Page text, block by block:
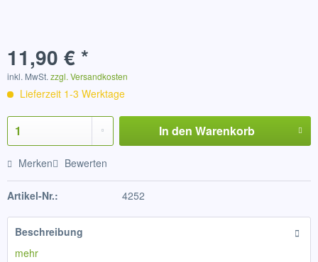
11,90 € *
inkl. MwSt. zzgl. Versandkosten
Lieferzeit 1-3 Werktage
In den Warenkorb
Merken Bewerten
Artikel-Nr.: 4252
Beschreibung
mehr